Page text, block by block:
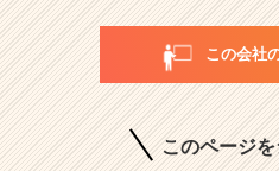
この会社
このページ